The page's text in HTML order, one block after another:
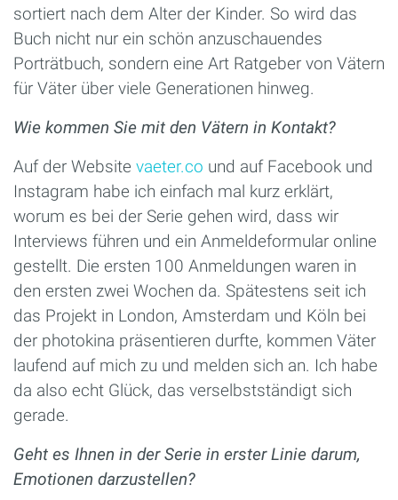
sortiert nach dem Alter der Kinder. So wird das
Buch nicht nur ein schön anzuschauendes
Porträtbuch, sondern eine Art Ratgeber von Vätern
für Väter über viele Generationen hinweg.
Wie kommen Sie mit den Vätern in Kontakt?
Auf der Website vaeter.co und auf Facebook und
Instagram habe ich einfach mal kurz erklärt,
worum es bei der Serie gehen wird, dass wir
Interviews führen und ein Anmeldeformular online
gestellt. Die ersten 100 Anmeldungen waren in
den ersten zwei Wochen da. Spätestens seit ich
das Projekt in London, Amsterdam und Köln bei
der photokina präsentieren durfte, kommen Väter
laufend auf mich zu und melden sich an. Ich habe
da also echt Glück, das verselbstständigt sich
gerade.
Geht es Ihnen in der Serie in erster Linie darum,
Emotionen darzustellen?